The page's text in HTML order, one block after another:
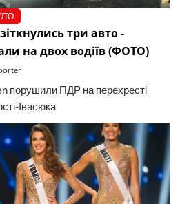
три авто -
на двох водіїв (ФОТО)
порушили ПДР на перехресті
Івасюка